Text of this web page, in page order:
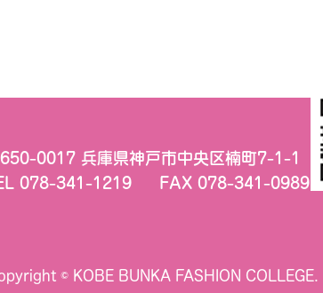
0017 兵庫県神戸市中央区楠町7-1-1
078-341-1219
FAX 078-341-0989
© KOBE BUNKA FASHION COLLEGE.